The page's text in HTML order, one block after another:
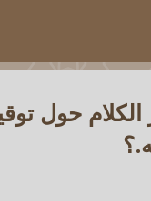
حول